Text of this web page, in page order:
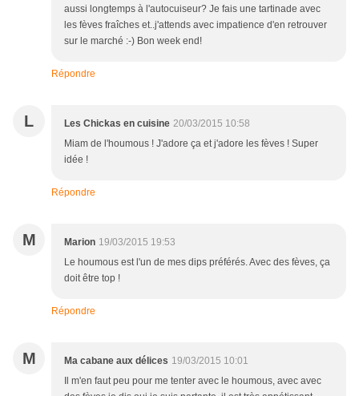
aussi longtemps à l'autocuiseur? Je fais une tartinade avec
les fèves fraîches et..j'attends avec impatience d'en retrouver
sur le marché :-) Bon week end!
Répondre
L Les Chickas en cuisine 20/03/2015 10:58
Miam de l'houmous ! J'adore ça et j'adore les fèves ! Super
idée !
Répondre
M Marion 19/03/2015 19:53
Le houmous est l'un de mes dips préférés. Avec des fèves, ça
doit être top !
Répondre
M Ma cabane aux délices 19/03/2015 10:01
Il m'en faut peu pour me tenter avec le houmous, avec avec